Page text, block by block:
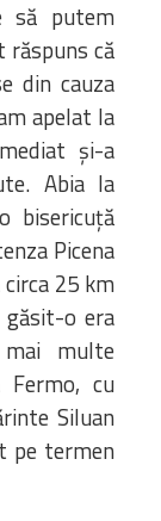
să putem
că
din cauza
apelat la
și-a
Abia la
bisericuță
Picena
25 km
găsit-o era
multe
cu
Siluan
pe termen